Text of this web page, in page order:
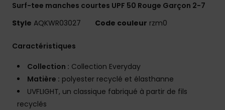
Surf-tee manches courtes UPF 50 Rouge Garçon 2-7
Style AQKWR03027 Code couleur rzm0
Caractéristiques
Collection : Collection Everyday
Matière : polyester recyclé et élasthanne
UVFLIGHT, un classique fabriqué à partir de fils
recyclés